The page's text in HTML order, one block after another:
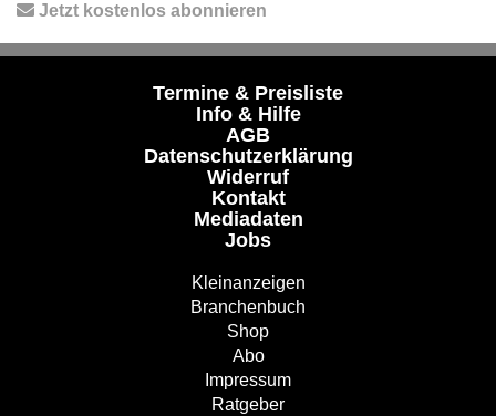
Jetzt kostenlos abonnieren
Termine & Preisliste
Info & Hilfe
AGB
Datenschutzerklärung
Widerruf
Kontakt
Mediadaten
Jobs
Kleinanzeigen
Branchenbuch
Shop
Abo
Impressum
Ratgeber